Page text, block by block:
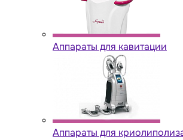
Аппараты для кавитации
Аппараты для